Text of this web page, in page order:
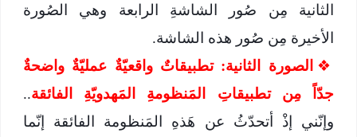
الثانية مِن صُور الشاشةِ الرابعة وهي الصُورة
الأخيرة مِن صُور هذه الشاشة.
❖الصورة الثانية: تطبيقاتٌ واقعيّةٌ عمليّةٌ واضحةٌ
جدّاً مِن تطبيقاتِ المَنظومةِ المَهدويّةِ الفائقة..
وإنّني إذْ أتحدّثُ عن هَذهِ المَنظومة الفائقة إنّما